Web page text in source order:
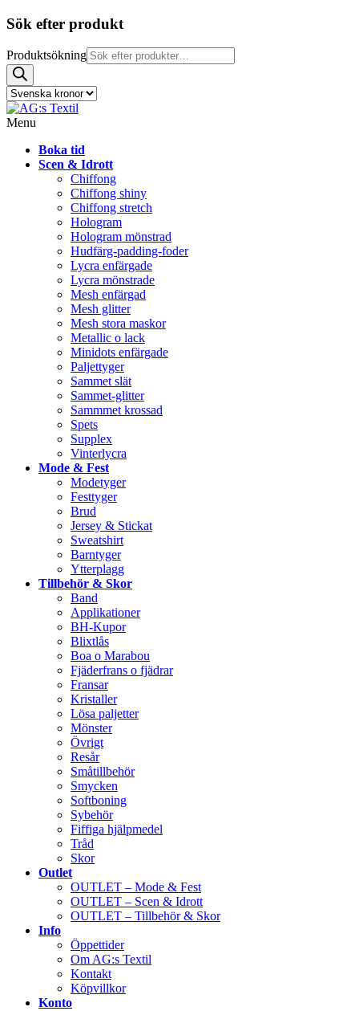
Sök efter produkt
Produktsökning
Menu
Boka tid
Scen & Idrott
Chiffong
Chiffong shiny
Chiffong stretch
Hologram
Hologram mönstrad
Hudfärg-padding-foder
Lycra enfärgade
Lycra mönstrade
Mesh enfärgad
Mesh glitter
Mesh stora maskor
Metallic o lack
Minidots enfärgade
Paljettyger
Sammet slät
Sammet-glitter
Sammmet krossad
Spets
Supplex
Vinterlycra
Mode & Fest
Modetyger
Festtyger
Brud
Jersey & Stickat
Sweatshirt
Barntyger
Ytterplagg
Tillbehör & Skor
Band
Applikationer
BH-Kupor
Blixtlås
Boa o Marabou
Fjäderfrans o fjädrar
Fransar
Kristaller
Lösa paljetter
Mönster
Övrigt
Resår
Småtillbehör
Smycken
Softboning
Sybehör
Fiffiga hjälpmedel
Tråd
Skor
Outlet
OUTLET – Mode & Fest
OUTLET – Scen & Idrott
OUTLET – Tillbehör & Skor
Info
Öppettider
Om AG:s Textil
Kontakt
Köpvillkor
Konto